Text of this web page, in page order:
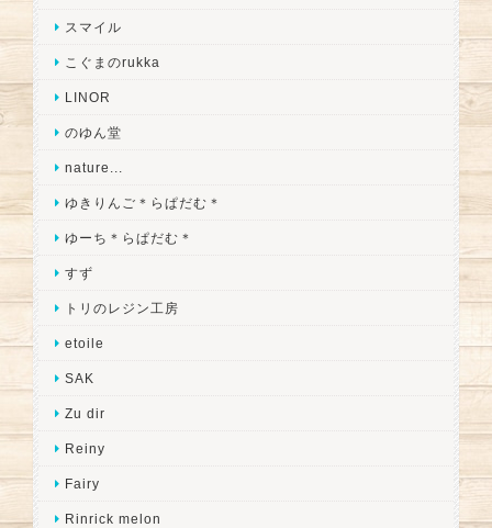
スマイル
こぐまのrukka
LINOR
のゆん堂
nature...
ゆきりんご＊らぱだむ＊
ゆーち＊らぱだむ＊
すず
トリのレジン工房
etoile
SAK
Zu dir
Reiny
Fairy
Rinrick melon